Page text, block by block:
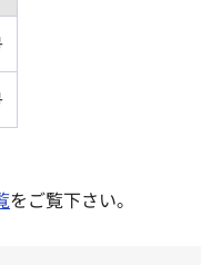
をご覧下さい。